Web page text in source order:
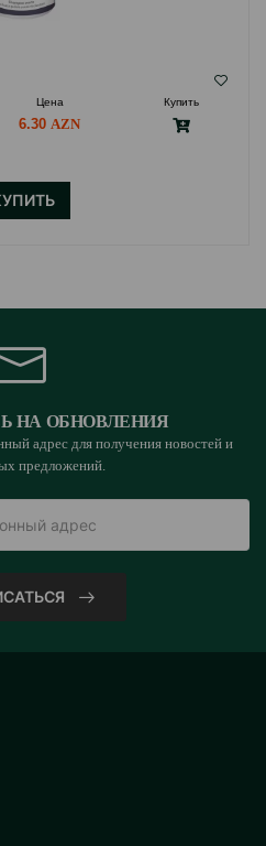
Цена
Купить
6.30
НА ОБНОВЛЕНИЯ
адрес для получения новостей и
предложений.